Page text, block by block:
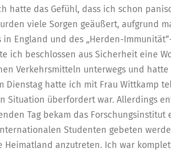
hatte das Gefühl, dass ich schon
viele Sorgen geäußert, aufgrund
England und des „Herden-
ich beschlossen aus Sicherheit eine
Verkehrsmitteln unterwegs und hatte
Dienstag hatte ich mit Frau Wittkamp
Situation überfordert war. Allerdings
Tag bekam das Forschungsinstitut
Studenten gebeten
Heimatland anzutreten. Ich war